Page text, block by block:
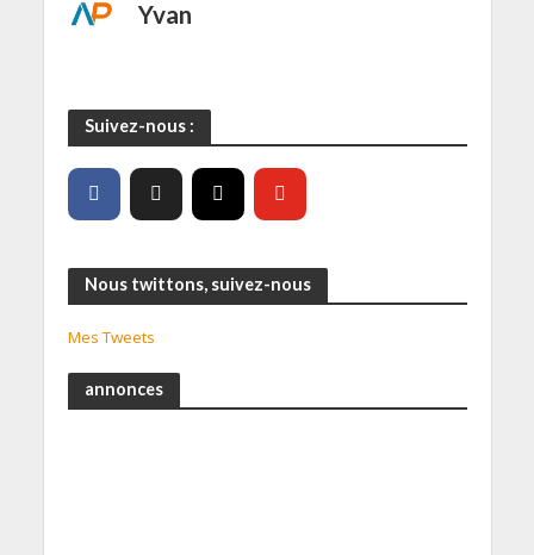
Yvan
Suivez-nous :
Nous twittons, suivez-nous
Mes Tweets
annonces